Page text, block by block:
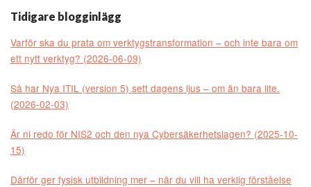
Tidigare blogginlägg
Varför ska du prata om verktygstransformation – och inte bara om
ett nytt verktyg? (2026-06-09)
Så har Nya ITIL (version 5) sett dagens ljus – om än bara lite.
(2026-02-03)
Är ni redo för NIS2 och den nya Cybersäkerhetslagen? (2025-10-
15)
Därför ger fysisk utbildning mer – när du vill ha verklig förståelse